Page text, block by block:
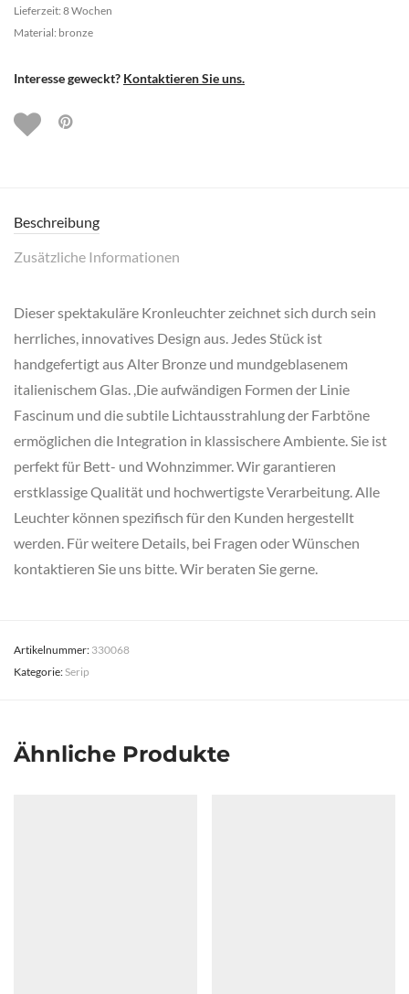
Lieferzeit: 8 Wochen
Material: bronze
Interesse geweckt? Kontaktieren Sie uns.
Beschreibung
Zusätzliche Informationen
Dieser spektakuläre Kronleuchter zeichnet sich durch sein
herrliches, innovatives Design aus. Jedes Stück ist
handgefertigt aus Alter Bronze und mundgeblasenem
italienischem Glas. ,Die aufwändigen Formen der Linie
Fascinum und die subtile Lichtausstrahlung der Farbtöne
ermöglichen die Integration in klassischere Ambiente. Sie ist
perfekt für Bett- und Wohnzimmer. Wir garantieren
erstklassige Qualität und hochwertigste Verarbeitung. Alle
Leuchter können spezifisch für den Kunden hergestellt
werden. Für weitere Details, bei Fragen oder Wünschen
kontaktieren Sie uns bitte. Wir beraten Sie gerne.
Artikelnummer: 330068
Kategorie: Serip
Ähnliche Produkte